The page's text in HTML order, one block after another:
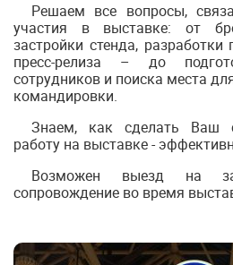
Решаем все вопросы,
участия в выставке: от
застройки стенда,
пресс-релиза – до
сотрудников и поиска места
командировки.
Знаем, как сделать Ваш
работу на выставке -
Возможен выезд на
сопровождение во время